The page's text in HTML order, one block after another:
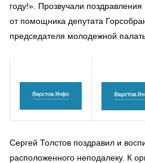
году!». Прозвучали
от помощника депутата
председателя молодежной
Сергей Толстов поздравил и
расположенного неподалеку. К